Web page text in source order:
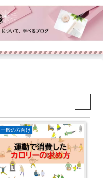
一般の方向け